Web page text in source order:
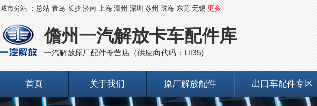
城市分站 ： 总站 青岛 长沙 济南 上海 温州 深圳 苏州 珠海 东莞 无锡 更多
儋州一汽解放卡车配件库
一汽解放原厂配件专营店（供应商代码：Lll35)
首页 关于我们 原厂解放配件 出口车配件专区